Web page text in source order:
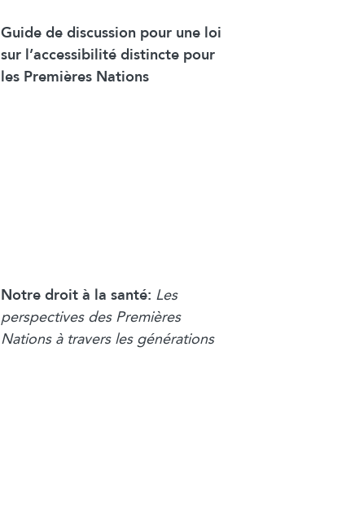
Guide de discussion pour une loi
sur l’accessibilité distincte pour
les Premières Nations
Notre droit à la santé: Les
perspectives des Premières
Nations à travers les générations